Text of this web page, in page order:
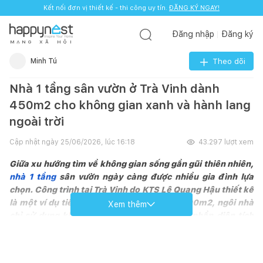
Kết nối đơn vị thiết kế - thi công uy tín. ĐĂNG KÝ NGAY!
M Ạ N G X Ã H Ộ I
Đăng nhập Đăng ký
Minh Tú Theo dõi
Nhà 1 tầng sân vườn ở Trà Vinh dành
450m2 cho không gian xanh và hành lang
ngoài trời
Cập nhật ngày 25/06/2026, lúc 16:18 43.297 lượt xem
Giữa xu hướng tìm về không gian sống gần gũi thiên nhiên,
nhà 1 tầngsân vườn ngày càng được nhiều gia đình lựa
chọn. Công trình tại Trà Vinh do KTS Lê Quang Hậu thiết kế
là một ví dụ tiêu biểu. Trên khu đất rộng 800m2, ngôi nhà
chỉ sử dụng khoảng 350m2 để xây dựng, phần diện tích
Xem thêm